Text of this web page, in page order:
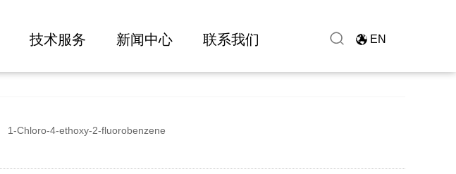
技术服务 新闻中心 联系我们 EN
1-Chloro-4-ethoxy-2-fluorobenzene